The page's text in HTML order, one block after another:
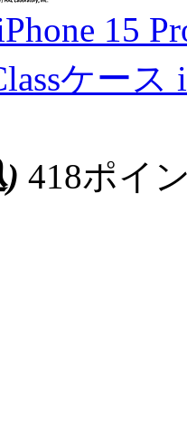
iPhone 15
ケー
418ポイ